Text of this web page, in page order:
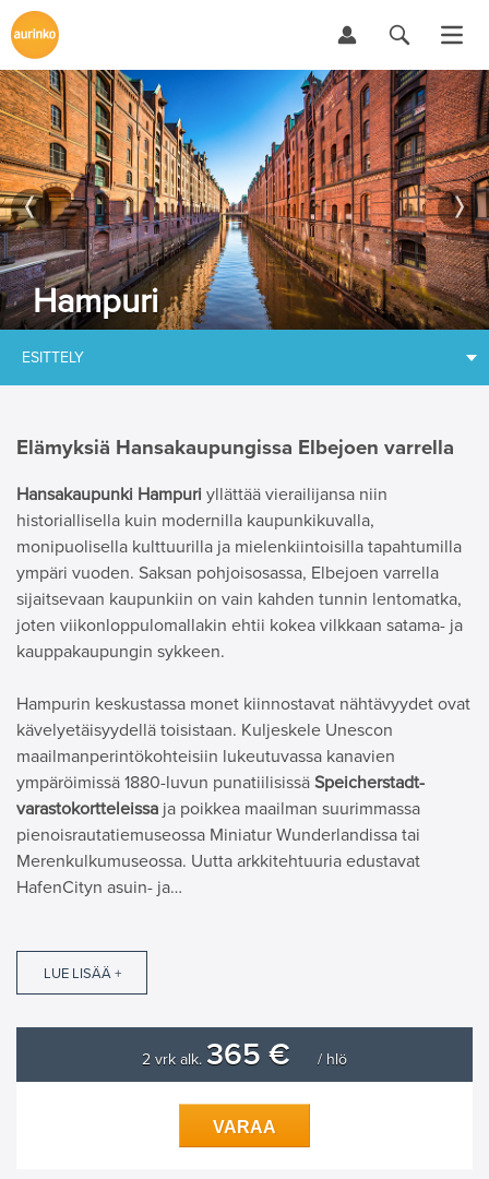
Hampuri
ESITTELY
Elämyksiä Hansakaupungissa Elbejoen varrella
Hansakaupunki Hampuri yllättää vierailijansa niin
historiallisella kuin modernilla kaupunkikuvalla,
monipuolisella kulttuurilla ja mielenkiintoisilla tapahtumilla
ympäri vuoden. Saksan pohjoisosassa, Elbejoen varrella
sijaitsevaan kaupunkiin on vain kahden tunnin lentomatka,
joten viikonloppulomallakin ehtii kokea vilkkaan satama- ja
kauppakaupungin sykkeen.
Hampurin keskustassa monet kiinnostavat nähtävyydet ovat
kävelyetäisyydellä toisistaan. Kuljeskele Unescon
maailmanperintökohteisiin lukeutuvassa kanavien
ympäröimissä 1880-luvun punatiilisissä Speicherstadt-
varastokortteleissa ja poikkea maailman suurimmassa
pienoisrautatiemuseossa Miniatur Wunderlandissa tai
Merenkulkumuseossa. Uutta arkkitehtuuria edustavat
HafenCityn asuin- ja…
LUE LISÄÄ +
2 vrk alk. 365 € / hlö
VARAA